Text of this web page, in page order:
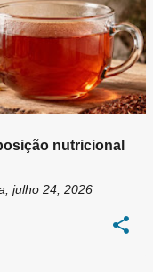
nutricional
julho 24, 2026